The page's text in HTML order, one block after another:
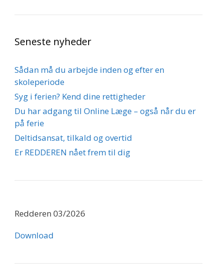
Seneste nyheder
Sådan må du arbejde inden og efter en
skoleperiode
Syg i ferien? Kend dine rettigheder
Du har adgang til Online Læge – også når du er
på ferie
Deltidsansat, tilkald og overtid
Er REDDEREN nået frem til dig
Redderen 03/2026
Download